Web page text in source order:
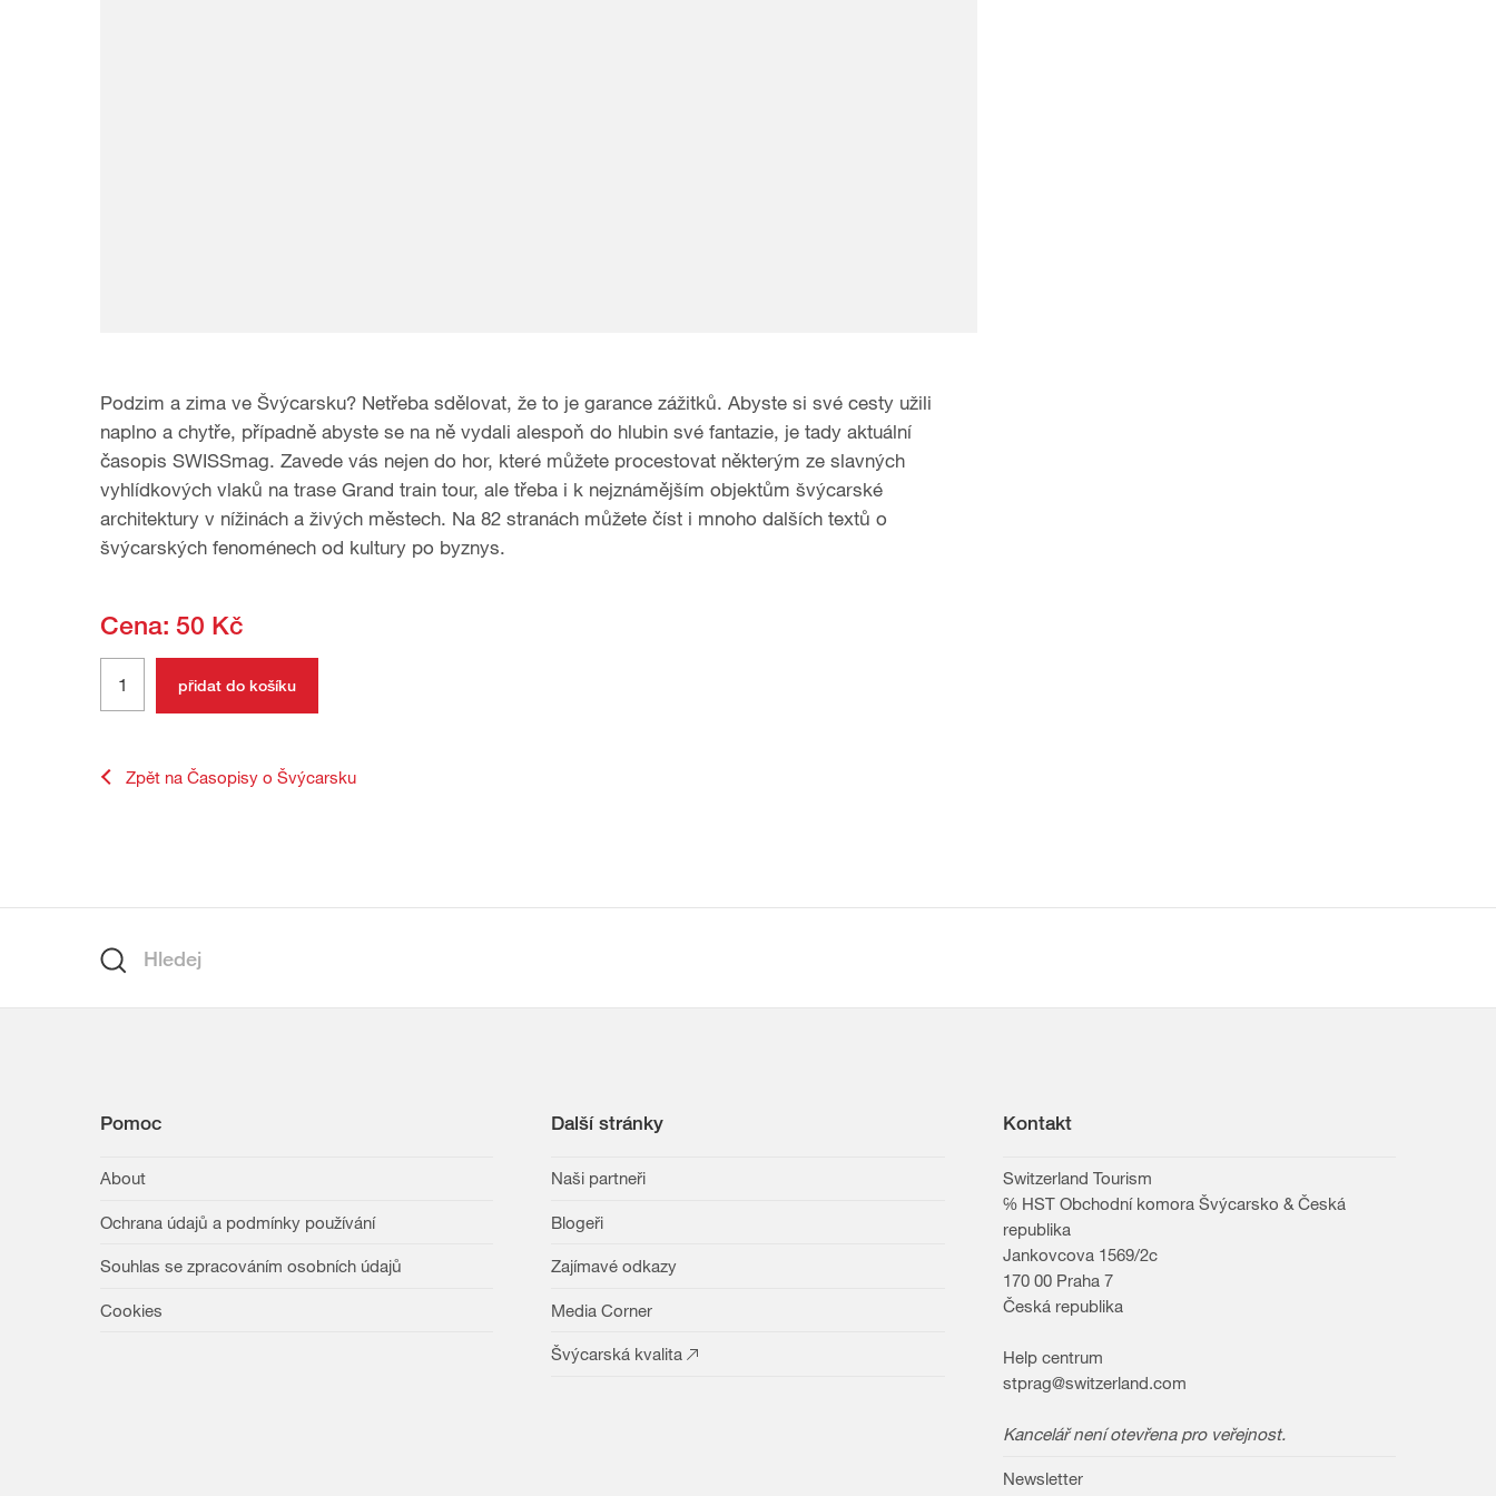
Podzim a zima ve Švýcarsku? Netřeba sdělovat, že to je garance zážitků. Abyste si své cesty užili
naplno a chytře, případně abyste se na ně vydali alespoň do hlubin své fantazie, je tady aktuální
časopis SWISSmag. Zavede vás nejen do hor, které můžete procestovat některým ze slavných
vyhlídkových vlaků na trase Grand train tour, ale třeba i k nejznámějším objektům švýcarské
architektury v nížinách a živých městech. Na 82 stranách můžete číst i mnoho dalších textů o
švýcarských fenoménech od kultury po byznys.
Cena: 50 Kč
Zpět na Časopisy o Švýcarsku
HledáníHledej
Pomoc
About
Ochrana údajů a podmínky používání
Souhlas se zpracováním osobních údajů
Cookies
Další stránky
Naši partneři
Blogeři
Zajímavé odkazy
Media Corner
Švýcarská kvalita
Kontakt
Switzerland Tourism
℅ HST Obchodní komora Švýcarsko & Česká
republika
Jankovcova 1569/2c
170 00 Praha 7
Česká republika
Help centrum
stprag@switzerland.com
Kancelář není otevřena pro veřejnost.
Newsletter